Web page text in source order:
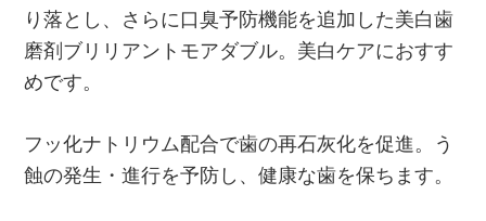
り落とし、さらに口臭予防機能を追加した美白歯
磨剤ブリリアントモアダブル。美白ケアにおすす
めです。
フッ化ナトリウム配合で歯の再石灰化を促進。う
蝕の発生・進行を予防し、健康な歯を保ちます。